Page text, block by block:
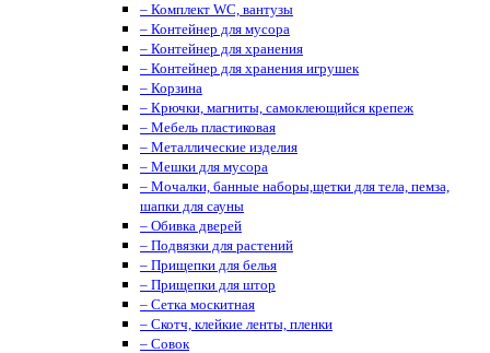
– Комплект WC, вантузы
– Контейнер для мусора
– Контейнер для хранения
– Контейнер для хранения игрушек
– Корзина
– Крючки, магниты, cамоклеющийся крепеж
– Мебель пластиковая
– Металлические изделия
– Мешки для мусора
– Мочалки, банные наборы,щетки для тела, пемза,
шапки для сауны
– Обивка дверей
– Подвязки для растений
– Прищепки для белья
– Прищепки для штор
– Сетка москитная
– Скотч, клейкие ленты, пленки
– Совок